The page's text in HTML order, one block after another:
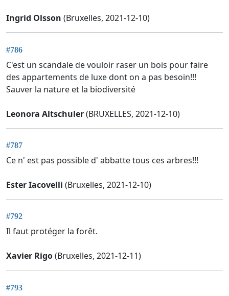
Ingrid Olsson (Bruxelles, 2021-12-10)
#786
C'est un scandale de vouloir raser un bois pour faire
des appartements de luxe dont on a pas besoin!!!
Sauver la nature et la biodiversité
Leonora Altschuler(BRUXELLES, 2021-12-10)
#787
Ce n' est pas possible d' abbatte tous ces arbres!!!
Ester Iacovelli (Bruxelles, 2021-12-10)
#792
Il faut protéger la forêt.
Xavier Rigo(Bruxelles, 2021-12-11)
#793